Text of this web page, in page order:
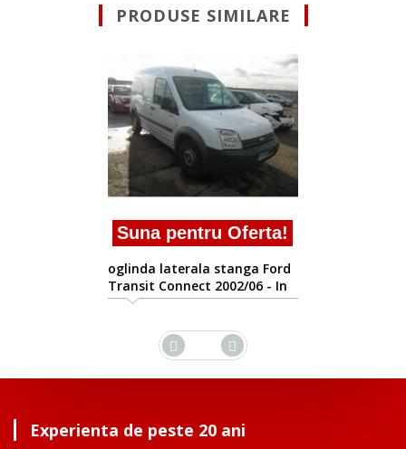
PRODUSE SIMILARE
Suna pentru
Vindem oglinda laterala
stanga Ford Transit
1.8tddi
Experienta de peste 20 ani